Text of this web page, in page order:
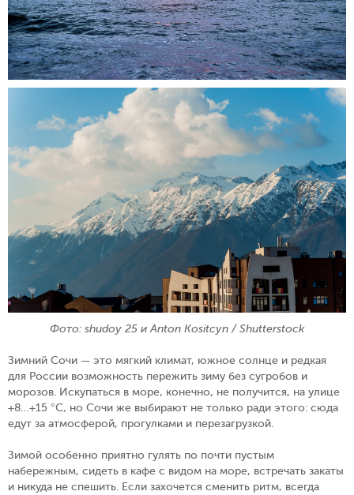
Фото: shudoy 25 и Anton Kositcyn / Shutterstock
Зимний Сочи — это мягкий климат, южное солнце и редкая
для России возможность пережить зиму без сугробов и
морозов. Искупаться в море, конечно, не получится, на улице
+8…+15 °C, но Сочи же выбирают не только ради этого: сюда
едут за атмосферой, прогулками и перезагрузкой.
Зимой особенно приятно гулять по почти пустым
набережным, сидеть в кафе с видом на море, встречать закаты
и никуда не спешить. Если захочется сменить ритм, всегда